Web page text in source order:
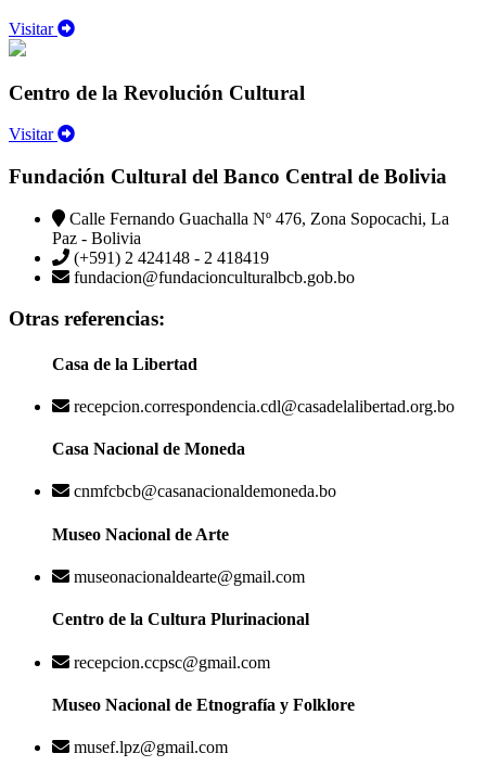
Visitar
Centro de la Revolución Cultural
Visitar
Fundación Cultural del Banco Central de Bolivia
Calle Fernando Guachalla Nº 476, Zona Sopocachi, La
Paz - Bolivia
(+591) 2 424148 - 2 418419
fundacion@fundacionculturalbcb.gob.bo
Otras referencias:
Casa de la Libertad
recepcion.correspondencia.cdl@casadelalibertad.org.bo
Casa Nacional de Moneda
cnmfcbcb@casanacionaldemoneda.bo
Museo Nacional de Arte
museonacionaldearte@gmail.com
Centro de la Cultura Plurinacional
recepcion.ccpsc@gmail.com
Museo Nacional de Etnografía y Folklore
musef.lpz@gmail.com